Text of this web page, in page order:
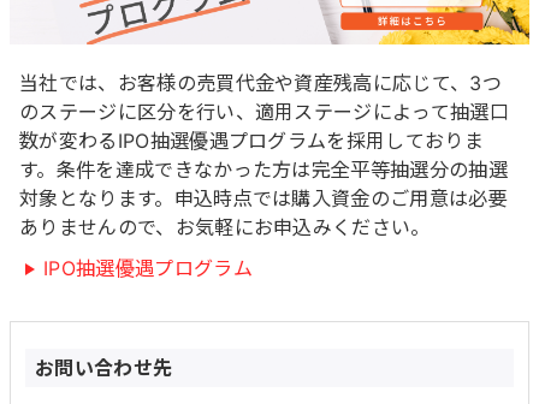
当社では、お客様の売買代金や資産残高に応じて、3つ
のステージに区分を行い、適用ステージによって抽選口
数が変わるIPO抽選優遇プログラムを採用しておりま
す。条件を達成できなかった方は完全平等抽選分の抽選
対象となります。申込時点では購入資金のご用意は必要
ありませんので、お気軽にお申込みください。
IPO抽選優遇プログラム
お問い合わせ先